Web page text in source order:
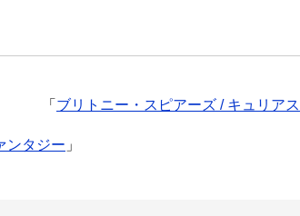
「 ブリトニー・スピアーズ / キュリアス
ンタジー 」